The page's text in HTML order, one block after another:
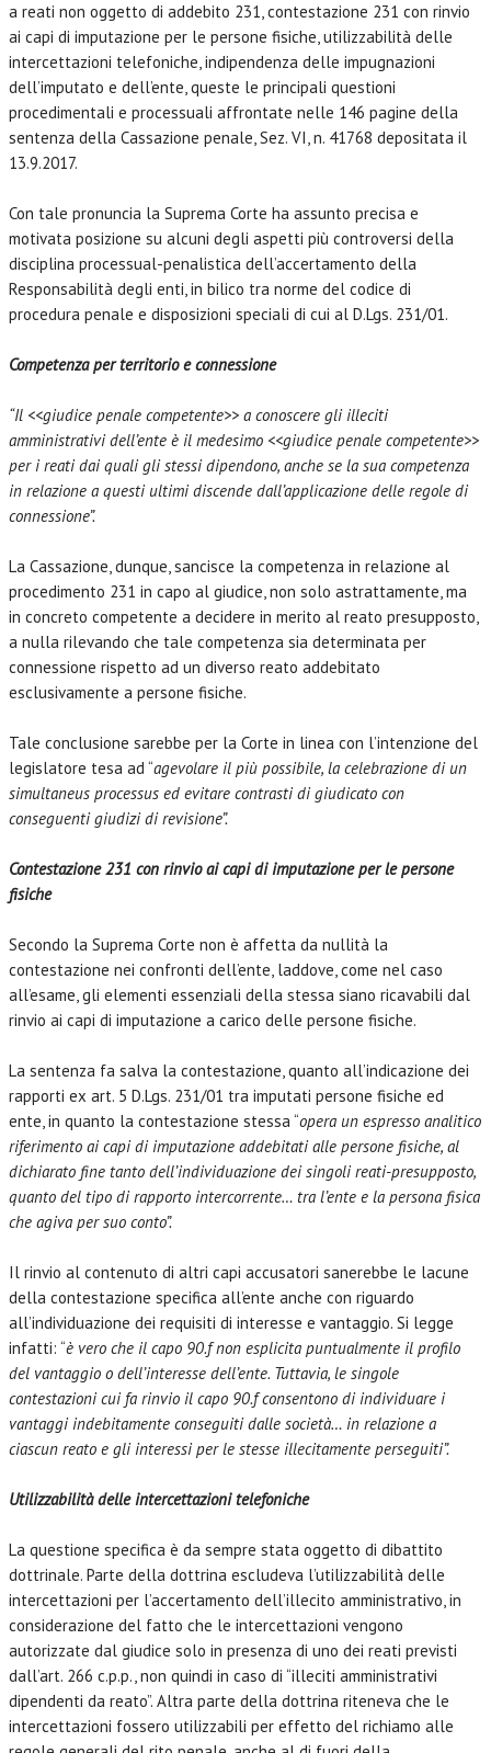
a reati non oggetto di addebito 231, contestazione 231 con rinvio
ai capi di imputazione per le persone fisiche, utilizzabilità delle
intercettazioni telefoniche, indipendenza delle impugnazioni
dell’imputato e dell’ente, queste le principali questioni
procedimentali e processuali affrontate nelle 146 pagine della
sentenza della Cassazione penale, Sez. VI, n. 41768 depositata il
13.9.2017.
Con tale pronuncia la Suprema Corte ha assunto precisa e
motivata posizione su alcuni degli aspetti più controversi della
disciplina processual-penalistica dell’accertamento della
Responsabilità degli enti, in bilico tra norme del codice di
procedura penale e disposizioni speciali di cui al D.Lgs. 231/01.
Competenza per territorio e connessione
“Il <<giudice penale competente>> a conoscere gli illeciti
amministrativi dell’ente è il medesimo <<giudice penale competente>>
per i reati dai quali gli stessi dipendono, anche se la sua competenza
in relazione a questi ultimi discende dall’applicazione delle regole di
connessione”.
La Cassazione, dunque, sancisce la competenza in relazione al
procedimento 231 in capo al giudice, non solo astrattamente, ma
in concreto competente a decidere in merito al reato presupposto,
a nulla rilevando che tale competenza sia determinata per
connessione rispetto ad un diverso reato addebitato
esclusivamente a persone fisiche.
Tale conclusione sarebbe per la Corte in linea con l’intenzione del
legislatore tesa ad “agevolare il più possibile, la celebrazione di un
simultaneus processus ed evitare contrasti di giudicato con
conseguenti giudizi di revisione”.
Contestazione 231 con rinvio ai capi di imputazione per le persone
fisiche
Secondo la Suprema Corte non è affetta da nullità la
contestazione nei confronti dell’ente, laddove, come nel caso
all’esame, gli elementi essenziali della stessa siano ricavabili dal
rinvio ai capi di imputazione a carico delle persone fisiche.
La sentenza fa salva la contestazione, quanto all’indicazione dei
rapporti ex art. 5 D.Lgs. 231/01 tra imputati persone fisiche ed
ente, in quanto la contestazione stessa “opera un espresso analitico
riferimento ai capi di imputazione addebitati alle persone fisiche, al
dichiarato fine tanto dell’individuazione dei singoli reati-presupposto,
quanto del tipo di rapporto intercorrente… tra l’ente e la persona fisica
che agiva per suo conto”.
Il rinvio al contenuto di altri capi accusatori sanerebbe le lacune
della contestazione specifica all’ente anche con riguardo
all’individuazione dei requisiti di interesse e vantaggio. Si legge
infatti: “è vero che il capo 90.f non esplicita puntualmente il profilo
del vantaggio o dell’interesse dell’ente. Tuttavia, le singole
contestazioni cui fa rinvio il capo 90.f consentono di individuare i
vantaggi indebitamente conseguiti dalle società… in relazione a
ciascun reato e gli interessi per le stesse illecitamente perseguiti”.
Utilizzabilità delle intercettazioni telefoniche
La questione specifica è da sempre stata oggetto di dibattito
dottrinale. Parte della dottrina escludeva l’utilizzabilità delle
intercettazioni per l’accertamento dell’illecito amministrativo, in
considerazione del fatto che le intercettazioni vengono
autorizzate dal giudice solo in presenza di uno dei reati previsti
dall’art. 266 c.p.p., non quindi in caso di “illeciti amministrativi
dipendenti da reato”. Altra parte della dottrina riteneva che le
intercettazioni fossero utilizzabili per effetto del richiamo alle